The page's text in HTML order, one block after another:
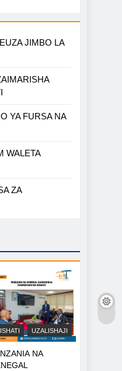
JIMBO LA
YA FURSA NA
WALETA
ZA
UZALISHAJI
NA